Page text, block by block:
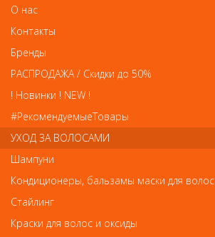
SEO
О нас
Контакты
Бренды
РАСПРОДАЖА / Скидки до 50%
! Новинки ! NEW !
#РекомендуемыеТовары
УХОД ЗА ВОЛОСАМИ
Шампуни
Кондиционеры, бальзамы маски для волос
Стайлинг
Краски для волос и оксиды